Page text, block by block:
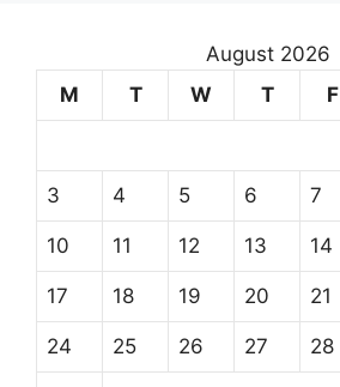
August 2026
M
T W T F
3 4 5 6 7
10 11 12 13 14
17 18 19 20 21
24 25 26 27 28